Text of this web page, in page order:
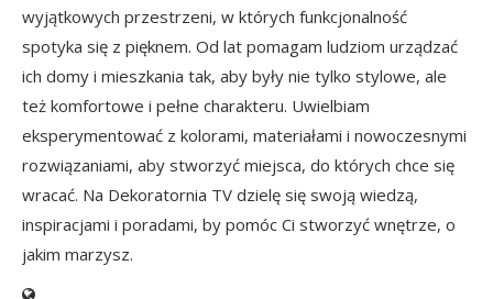
wyjątkowych przestrzeni, w których funkcjonalność
spotyka się z pięknem. Od lat pomagam ludziom urządzać
ich domy i mieszkania tak, aby były nie tylko stylowe, ale
też komfortowe i pełne charakteru. Uwielbiam
eksperymentować z kolorami, materiałami i nowoczesnymi
rozwiązaniami, aby stworzyć miejsca, do których chce się
wracać. Na Dekoratornia TV dzielę się swoją wiedzą,
inspiracjami i poradami, by pomóc Ci stworzyć wnętrze, o
jakim marzysz.